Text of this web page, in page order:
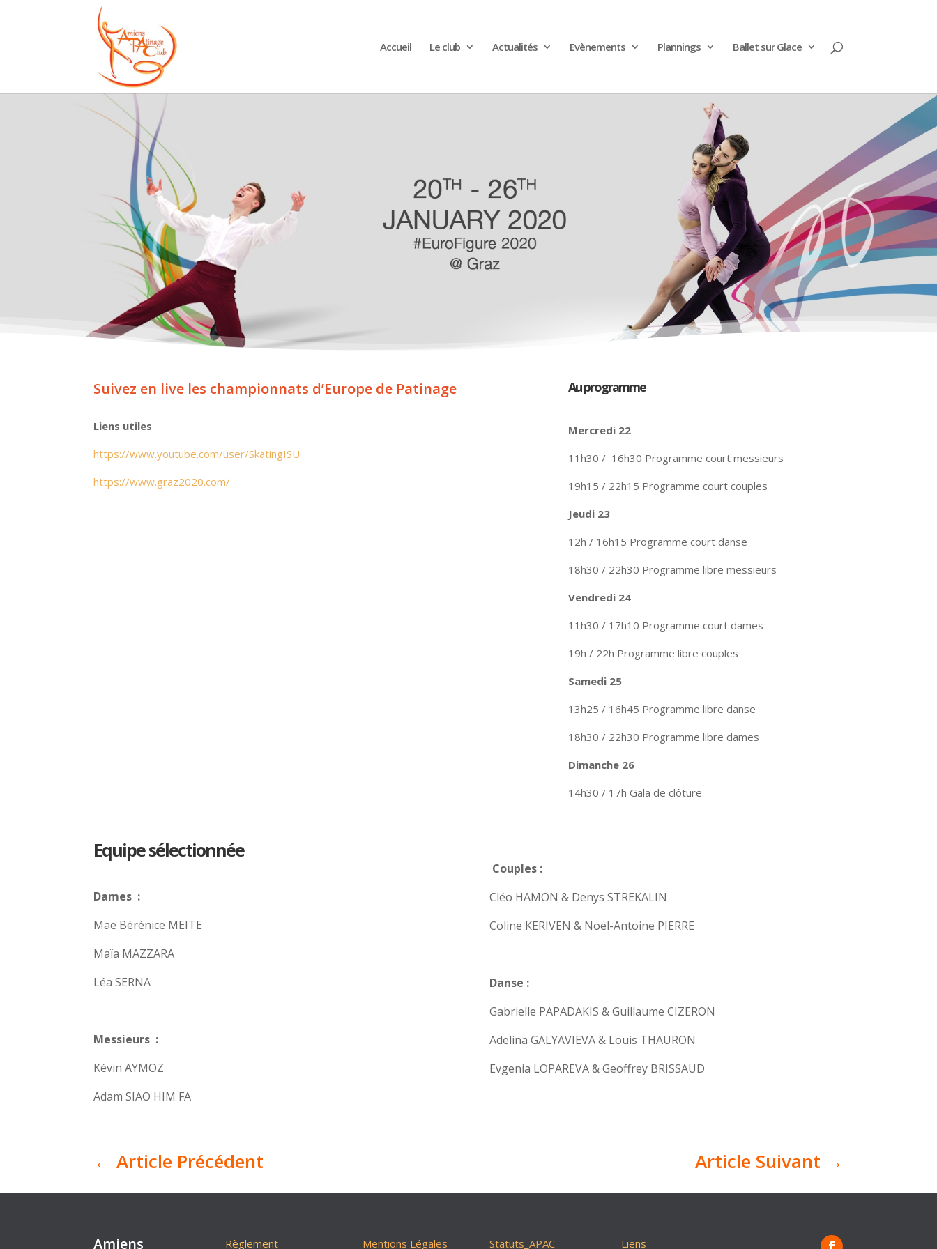
Accueil Le club Actualités Evènements Plannings Ballet sur Glace
Suivez en live les championnats d’Europe de Patinage
Liens utiles
https://www.youtube.com/user/SkatingISU
https://www.graz2020.com/
Au programme
Mercredi 22
11h30 / 16h30 Programme court messieurs
19h15 / 22h15 Programme court couples
Jeudi 23
12h / 16h15 Programme court danse
18h30 / 22h30 Programme libre messieurs
Vendredi 24
11h30 / 17h10 Programme court dames
19h / 22h Programme libre couples
Samedi 25
13h25 / 16h45 Programme libre danse
18h30 / 22h30 Programme libre dames
Dimanche 26
14h30 / 17h Gala de clôture
Equipe sélectionnée
Dames :
Mae Bérénice MEITE
Maïa MAZZARA
Léa SERNA
Messieurs :
Kévin AYMOZ
Adam SIAO HIM FA
Couples :
Cléo HAMON & Denys STREKALIN
Coline KERIVEN & Noël-Antoine PIERRE
Danse :
Gabrielle PAPADAKIS & Guillaume CIZERON
Adelina GALYAVIEVA & Louis THAURON
Evgenia LOPAREVA & Geoffrey BRISSAUD
←Article Précédent Article Suivant →
Amiens Règlement Mentions Légales Statuts_APAC Liens